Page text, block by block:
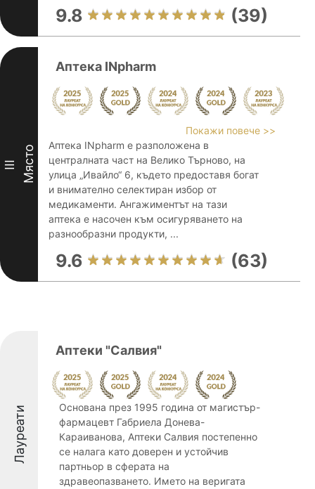
9.8 (39)
III Място
Аптека INpharm
Покажи повече >>
Аптека INpharm е разположена в
централната част на Велико Търново, на
улица „Ивайло“ 6, където предоставя богат
и внимателно селектиран избор от
медикаменти. Ангажиментът на тази
аптека е насочен към осигуряването на
разнообразни продукти, ...
9.6 (63)
Лауреати
Аптеки "Салвия"
Основана през 1995 година от магистър-
фармацевт Габриела Донева-
Караиванова, Аптеки Салвия постепенно
се налага като доверен и устойчив
партньор в сферата на
здравеопазването. Името на веригата